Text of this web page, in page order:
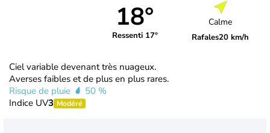
18°
Ressenti 17°
Calme
Rafales20 km/h
Ciel variable devenant très nuageux.
Averses faibles et de plus en plus rares.
Risque de pluie
50 %
Indice UV3 Modéré